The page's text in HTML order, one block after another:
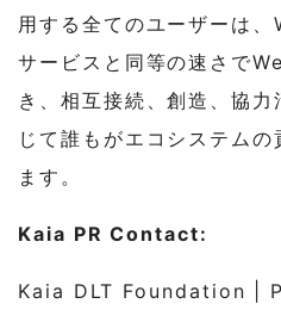
用する全てのユーザーは
サービスと同等の速さで
き、相互接続、創造、協
じて誰もがエコシステム
ます。
Kaia PR Contact:
Kaia DLT Foundation |